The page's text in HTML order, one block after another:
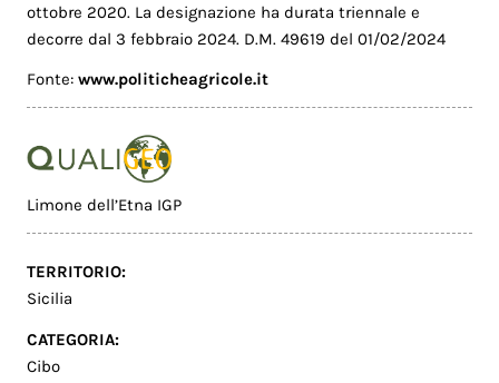
ottobre 2020. La designazione ha durata triennale e
decorre dal 3 febbraio 2024. D.M. 49619 del 01/02/2024
Fonte:www.politicheagricole.it
Limone dell’Etna IGP
TERRITORIO:
Sicilia
CATEGORIA:
Cibo